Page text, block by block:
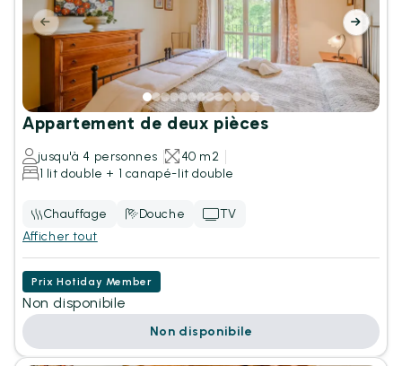
Appartement de deux pièces
jusqu'à 4 personnes
40 m2
1 lit double + 1 canapé-lit double
Chauffage Douche
TV
Afficher tout
Prix Hotiday Member
Non disponibile
Non disponibile